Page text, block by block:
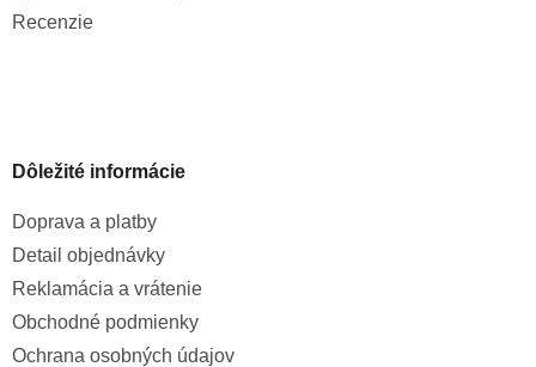
Recenzie
Dôležité informácie
Doprava a platby
Detail objednávky
Reklamácia a vrátenie
Obchodné podmienky
Ochrana osobných údajov